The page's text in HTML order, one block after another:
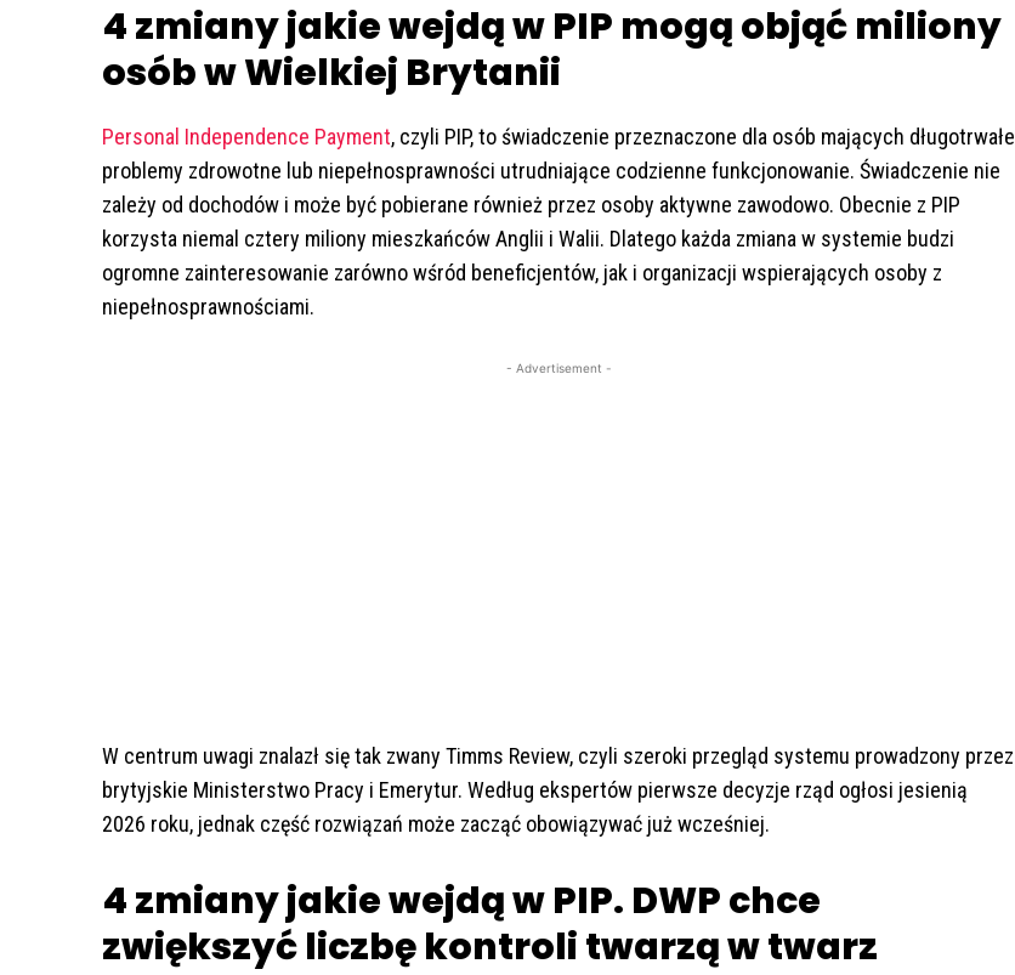
4 zmiany jakie wejdą w PIP mogą objąć miliony
osób w Wielkiej Brytanii
Personal Independence Payment, czyli PIP, to świadczenie przeznaczone dla osób mających długotrwałe
problemy zdrowotne lub niepełnosprawności utrudniające codzienne funkcjonowanie. Świadczenie nie
zależy od dochodów i może być pobierane również przez osoby aktywne zawodowo. Obecnie z PIP
korzysta niemal cztery miliony mieszkańców Anglii i Walii. Dlatego każda zmiana w systemie budzi
ogromne zainteresowanie zarówno wśród beneficjentów, jak i organizacji wspierających osoby z
niepełnosprawnościami.
- Advertisement -
W centrum uwagi znalazł się tak zwany Timms Review, czyli szeroki przegląd systemu prowadzony przez
brytyjskie Ministerstwo Pracy i Emerytur. Według ekspertów pierwsze decyzje rząd ogłosi jesienią
2026 roku, jednak część rozwiązań może zacząć obowiązywać już wcześniej.
4 zmiany jakie wejdą w PIP. DWP chce
zwiększyć liczbę kontroli twarzą w twarz